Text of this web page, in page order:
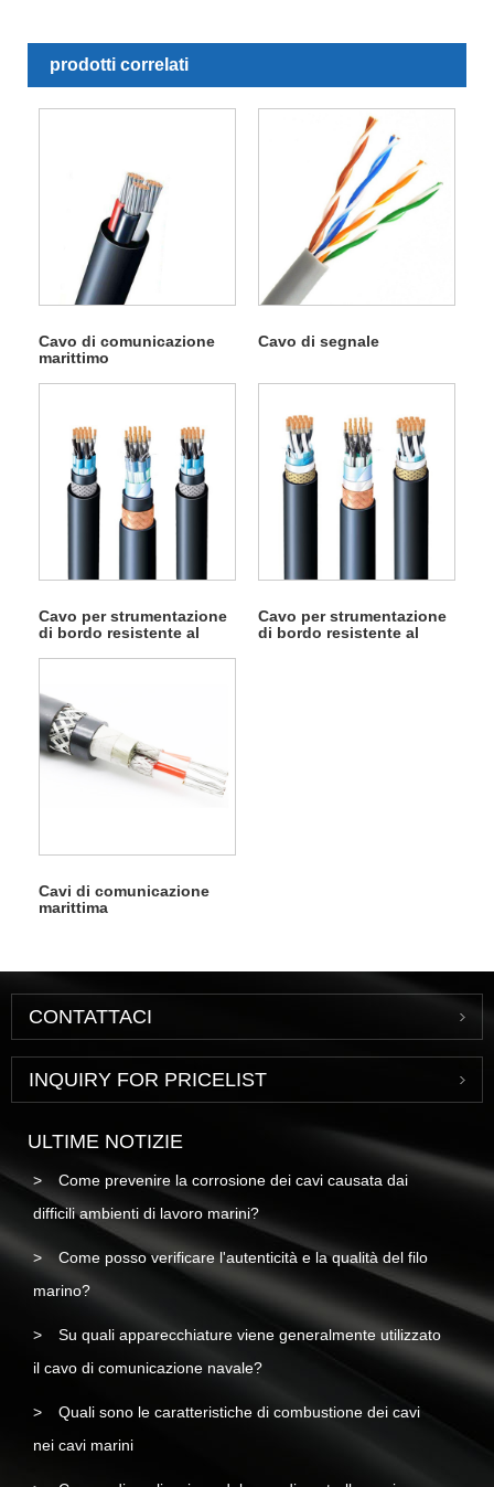
prodotti correlati
Cavo di comunicazione
marittimo
Cavo di segnale
Cavo per strumentazione
di bordo resistente al
Cavo per strumentazione
di bordo resistente al
Cavi di comunicazione
marittima
CONTATTACI
INQUIRY FOR PRICELIST
ULTIME NOTIZIE
Come prevenire la corrosione dei cavi causata dai
difficili ambienti di lavoro marini?
Come posso verificare l'autenticità e la qualità del filo
marino?
Su quali apparecchiature viene generalmente utilizzato
il cavo di comunicazione navale?
Quali sono le caratteristiche di combustione dei cavi
nei cavi marini